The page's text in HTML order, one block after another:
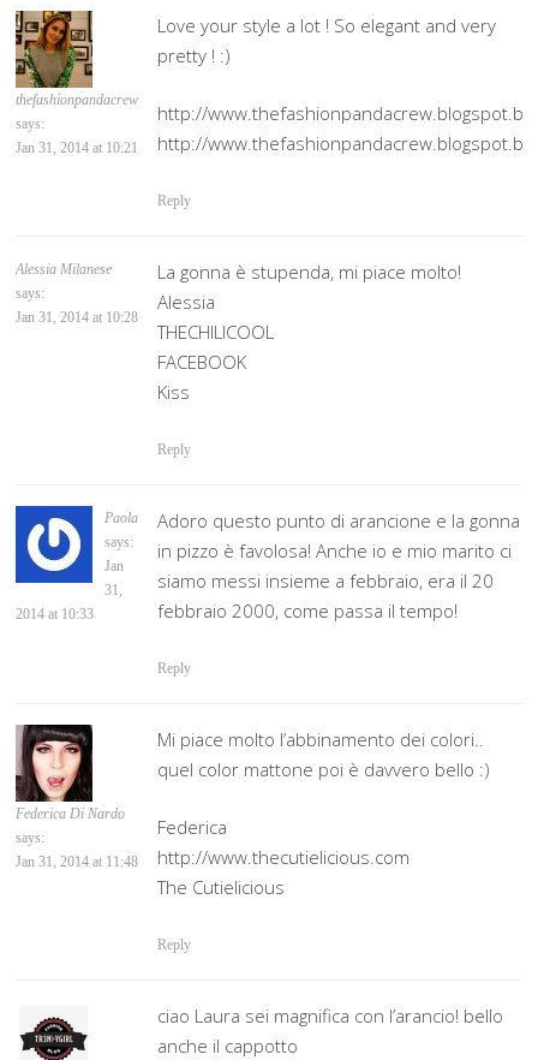
thefashionpandacrew
says:
Jan 31, 2014 at 10:21
Love your style a lot ! So elegant and very
pretty ! :)
http://www.thefashionpandacrew.blogspot.be
http://www.thefashionpandacrew.blogspot.be
Reply
Alessia Milanese
says:
Jan 31, 2014 at 10:28
La gonna è stupenda, mi piace molto!
Alessia
THECHILICOOL
FACEBOOK
Kiss
Reply
Paola
says:
Jan
31,
2014 at 10:33
Adoro questo punto di arancione e la gonna
in pizzo è favolosa! Anche io e mio marito ci
siamo messi insieme a febbraio, era il 20
febbraio 2000, come passa il tempo!
Reply
Federica Di Nardo
says:
Jan 31, 2014 at 11:48
Mi piace molto l’abbinamento dei colori..
quel color mattone poi è davvero bello :)
Federica
http://www.thecutielicious.com
The Cutielicious
Reply
ciao Laura sei magnifica con l’arancio! bello
anche il cappotto